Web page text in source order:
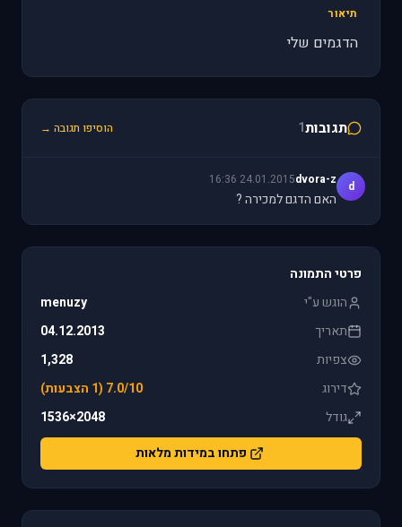
תיאור
הדגמים שלי
תגובות1 הוסיפו תגובה →
d
dvora-z
24.01.2015 16:36
האם הדגם למכירה ?
פרטי התמונה
הוגש ע"י
menuzy
תאריך
04.12.2013
צפיות
1,328
דירוג
7.0/10 (1 הצבעות)
גודל
2048×1536
פתחו במידות מלאות